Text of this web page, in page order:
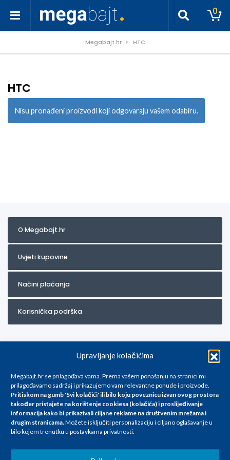
Upravljanje kolačićima
Megabajt.hr se prilagođava vama. Prema vašem ponašanju na stranici mi
prilagođavamo sadržaj i prikazujemo vam relevantne ponude i proizvode.
Pritiskom na gumb 'Svi kolačići' ili bilo koju poveznicu izvan ovog prostora
također pristajete na korištenje cookiesa (kolačića) i proslijeđivanje
informacija kako bi prikazivali ciljane reklame na društvenim mrežama i
drugim stranicama.Možete isključiti personalizaciju i ciljano oglašavanje u
bilo kojem trenutku u postavkama privatnosti.
0
Megabajt.hr HTC
HTC
Nisu pronađeni proizvodi koji odgovaraju vašem odabiru.
O Megabajt.hr
Uvjeti kupovine
Načini plaćanja
Korisnička podrška
Za artikle kojih trenutno nema u ponudi obratite nam se na
info@megabajt.hr. Sve cijene su informativnog karaktera i podložne su
promjenama, a
iskazane su za avansno plaćanje(gotovina) u Eurima i uključuju PDV. Sve
se razlikovati od cijena u našim poslovnicama. Trudimo se dati što bolji
i točniji opis i sliku. Unatoč tome, ne možemo garantirati da su svi